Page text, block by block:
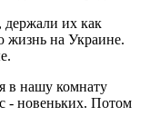
их как
жизнь на Украине.
в нашу комнату
- новеньких. Потом